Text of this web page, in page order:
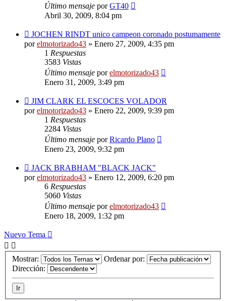
Último mensaje porGT40
Abril 30, 2009, 8:04 pm
JOCHEN RINDT unico campeon coronado postumamente
porelmotorizado43 » Enero 27, 2009, 4:35 pm
1 Respuestas
3583 Vistas
Último mensaje porelmotorizado43
Enero 31, 2009, 3:49 pm
JIM CLARK EL ESCOCES VOLADOR
porelmotorizado43 » Enero 22, 2009, 9:39 pm
1 Respuestas
2284 Vistas
Último mensaje porRicardo Plano
Enero 23, 2009, 9:32 pm
JACK BRABHAM "BLACK JACK"
porelmotorizado43 » Enero 12, 2009, 6:20 pm
6 Respuestas
5060 Vistas
Último mensaje porelmotorizado43
Enero 18, 2009, 1:32 pm
Nuevo Tema
Mostrar:
Ordenar por:
Dirección: